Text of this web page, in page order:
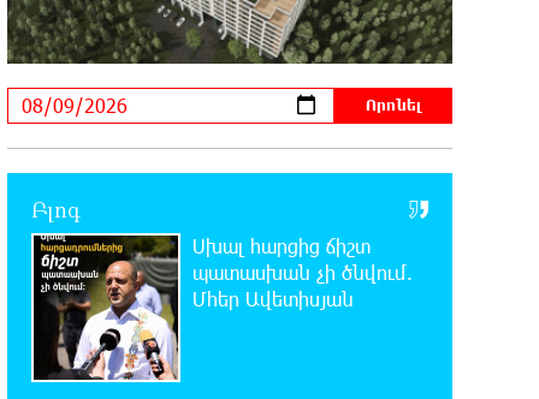
հայտնաբերվել է տղամարդու մարմին
Ադրբեջանի Սարով գյուղում տանը
18-ամյա աղջկա դի է
հայտնաբերվել
Հայհիդրոմետի տնօրենը գրել է
22:07:09 8-08-2026
Արտակարգ դեպք՝ Երևանում․
կոտրել են «Հույս բոլոր մարդկանց»
Բլոգ
Սխալ հարցից ճիշտ
պատասխան չի ծնվում.
Մհեր Ավետիսյան